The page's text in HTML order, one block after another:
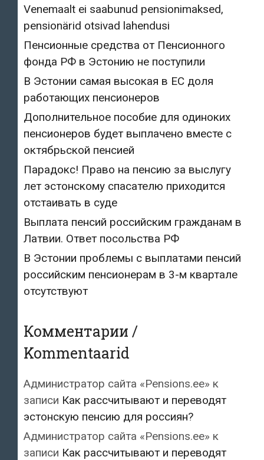
Venemaalt ei saabunud pensionimaksed,
pensionärid otsivad lahendusi
Пенсионные средства от Пенсионного
фонда РФ в Эстонию не поступили
В Эстонии самая высокая в ЕС доля
работающих пенсионеров
Дополнительное пособие для одиноких
пенсионеров будет выплачено вместе с
октябрьской пенсией
Парадокс! Право на пенсию за выслугу
лет эстонскому спасателю приходится
отстаивать в суде
Выплата пенсий российским гражданам в
Латвии. Ответ посольства РФ
В Эстонии проблемы с выплатами пенсий
российским пенсионерам в 3-м квартале
отсутствуют
Комментарии /
Kommentaarid
Администратор сайта «Pensions.ee» к
записи Как рассчитывают и переводят
эстонскую пенсию для россиян?
Администратор сайта «Pensions.ee» к
записи Как рассчитывают и переводят